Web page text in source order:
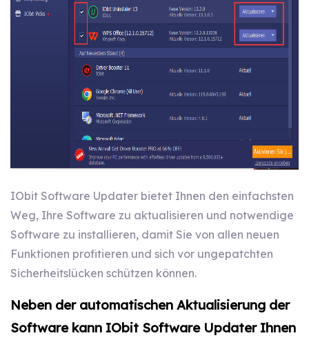
IObit Software Updater bietet Ihnen den einfachsten
Weg, Ihre Software zu aktualisieren und notwendige
Software zu installieren, damit Sie von allen neuen
Funktionen profitieren und sich vor ungepatchten
Sicherheitslücken schützen können.
Neben der automatischen Aktualisierung der
Software kann IObit Software Updater Ihnen